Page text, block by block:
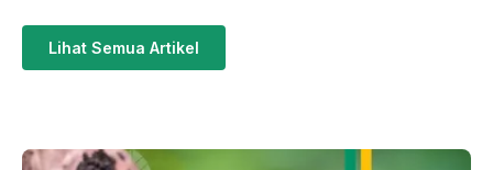
Lihat Semua Artikel